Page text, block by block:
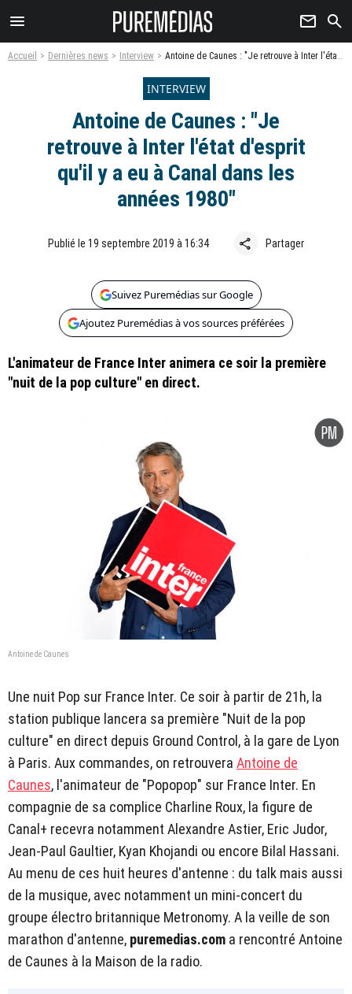
menu newsletter search
Accueil Dernières news Interview Antoine de Caunes : "Je retrouve à Inter l'état d'esprit qu'il y a eu à Canal dans les années 1980"
INTERVIEW
Antoine de Caunes : "Je
retrouve à Inter l'état d'esprit
qu'il y a eu à Canal dans les
années 1980"
Publié le 19 septembre 2019 à 16:34 share Partager
Suivez Puremédias sur Google
Ajoutez Puremédias à vos sources préférées
L'animateur de France Inter animera ce soir la première
"nuit de la pop culture" en direct.
Antoine de Caunes
Une nuit Pop sur France Inter. Ce soir à partir de 21h, la
station publique lancera sa première "Nuit de la pop
culture" en direct depuis Ground Control, à la gare de Lyon
à Paris. Aux commandes, on retrouvera Antoine de
Caunes, l'animateur de "Popopop" sur France Inter. En
compagnie de sa complice Charline Roux, la figure de
Canal+ recevra notamment Alexandre Astier, Eric Judor,
Jean-Paul Gaultier, Kyan Khojandi ou encore Bilal Hassani.
Au menu de ces huit heures d'antenne : du talk mais aussi
de la musique, avec notamment un mini-concert du
groupe électro britannique Metronomy. A la veille de son
marathon d'antenne, puremedias.com a rencontré Antoine
de Caunes à la Maison de la radio.